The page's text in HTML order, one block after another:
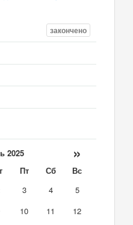
закончено
2025 »
Пт Сб
Вс
3 4
5
10 11
12